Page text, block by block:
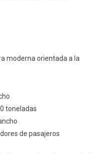
moderna orientada a la
toneladas
de pasajeros